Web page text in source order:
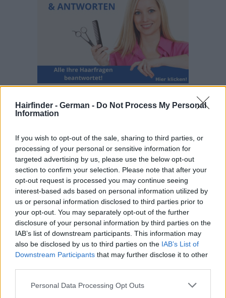
Hairfinder - German - Do Not Process My Personal
Information
If you wish to opt-out of the sale, sharing to third parties, or
processing of your personal or sensitive information for
targeted advertising by us, please use the below opt-out
section to confirm your selection. Please note that after your
opt-out request is processed you may continue seeing
interest-based ads based on personal information utilized by
us or personal information disclosed to third parties prior to
your opt-out. You may separately opt-out of the further
disclosure of your personal information by third parties on the
IAB’s list of downstream participants. This information may
also be disclosed by us to third parties on the IAB’s List of
Downstream Participants that may further disclose it to other
Personal Data Processing Opt Outs